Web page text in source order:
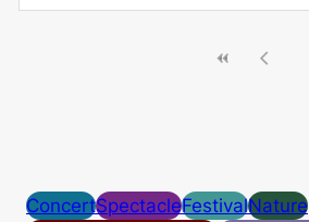
ConcertSpectacleFestivalNature